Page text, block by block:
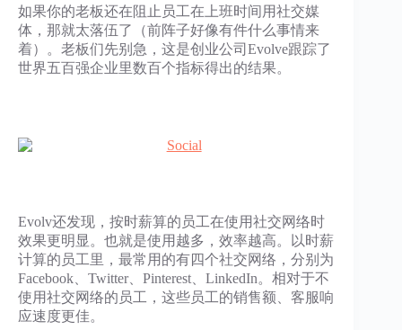
如果你的老板还在阻止员工在上班时间用社交媒
体，那就太落伍了（前阵子好像有件什么事情来
着）。老板们先别急，这是创业公司Evolve跟踪了
世界五百强企业里数百个指标得出的结果。
Evolv还发现，按时薪算的员工在使用社交网络时
效果更明显。也就是使用越多，效率越高。以时薪
计算的员工里，最常用的有四个社交网络，分别为
Facebook、Twitter、Pinterest、LinkedIn。相对于不
使用社交网络的员工，这些员工的销售额、客服响
应速度更佳。